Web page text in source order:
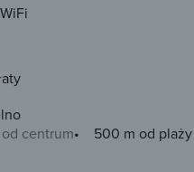
WiFi
centrum 500 m od plaży